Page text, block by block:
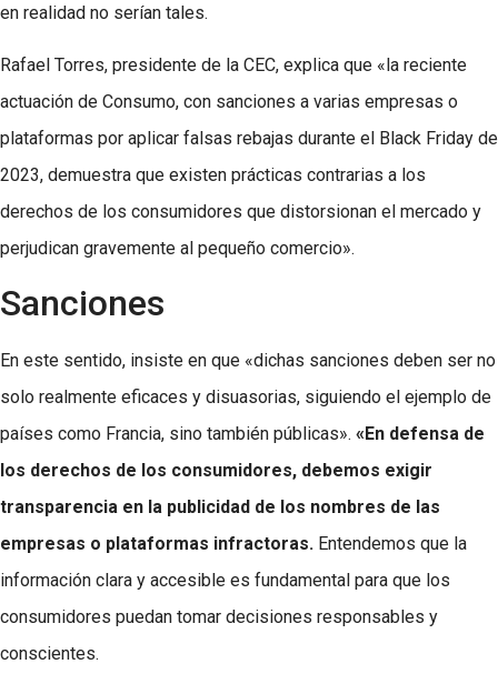
en realidad no serían tales.
Rafael Torres, presidente de la CEC, explica que «la reciente
actuación de Consumo, con sanciones a varias empresas o
plataformas por aplicar falsas rebajas durante el Black Friday de
2023, demuestra que existen prácticas contrarias a los
derechos de los consumidores que distorsionan el mercado y
perjudican gravemente al pequeño comercio».
Sanciones
En este sentido, insiste en que «dichas sanciones deben ser no
solo realmente eficaces y disuasorias, siguiendo el ejemplo de
países como Francia, sino también públicas». «En defensa de
los derechos de los consumidores, debemos exigir
transparencia en la publicidad de los nombres de las
empresas o plataformas infractoras. Entendemos que la
información clara y accesible es fundamental para que los
consumidores puedan tomar decisiones responsables y
conscientes.